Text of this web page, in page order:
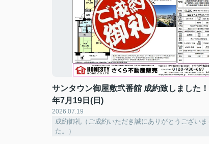
サンタウン御屋敷弐番館 成約致しました
年7月19日(日)
2026.07.19
成約御礼（ご成約いただき誠にありがとうございま
た。）